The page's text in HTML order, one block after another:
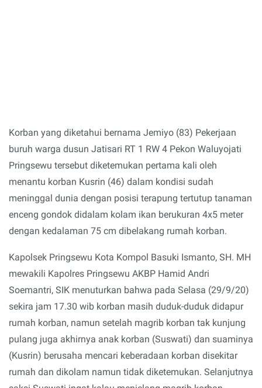
Korban yang diketahui bernama Jemiyo (83) Pekerjaan
buruh warga dusun Jatisari RT 1 RW 4 Pekon Waluyojati
Pringsewu tersebut diketemukan pertama kali oleh
menantu korban Kusrin (46) dalam kondisi sudah
meninggal dunia dengan posisi terapung tertutup tanaman
enceng gondok didalam kolam ikan berukuran 4x5 meter
dengan kedalaman 75 cm dibelakang rumah korban.
Kapolsek Pringsewu Kota Kompol Basuki Ismanto, SH. MH
mewakili Kapolres Pringsewu AKBP Hamid Andri
Soemantri, SIK menuturkan bahwa pada Selasa (29/9/20)
sekira jam 17.30 wib korban masih duduk-duduk didapur
rumah korban, namun setelah magrib korban tak kunjung
pulang juga akhirnya anak korban (Suswati) dan suaminya
(Kusrin) berusaha mencari keberadaan korban disekitar
rumah dan dikolam namun tidak diketemukan. Selanjutnya